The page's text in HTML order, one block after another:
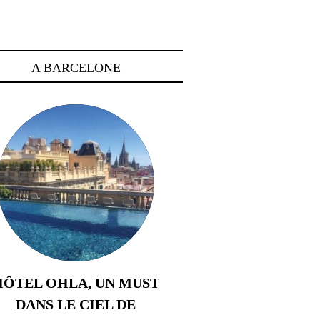
A BARCELONE
OHLA, UN MUST
DANS LE CIEL DE